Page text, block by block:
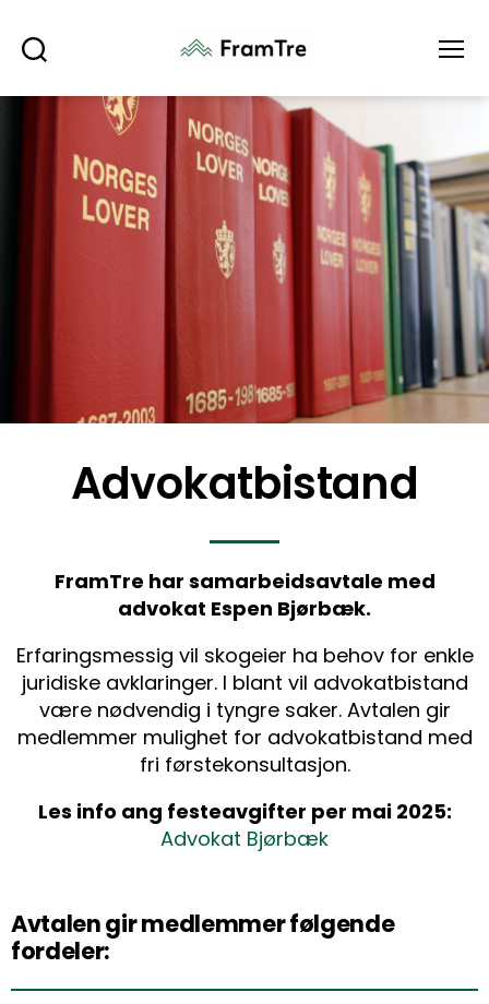
Advokatbistand
FramTre har samarbeidsavtale med
advokat Espen Bjørbæk.
Erfaringsmessig vil skogeier ha behov for enkle
juridiske avklaringer. I blant vil advokatbistand
være nødvendig i tyngre saker. Avtalen gir
medlemmer mulighet for advokatbistand med
fri førstekonsultasjon.
Les info ang festeavgifter per mai 2025:
Advokat Bjørbæk
Avtalen gir medlemmer følgende
fordeler: